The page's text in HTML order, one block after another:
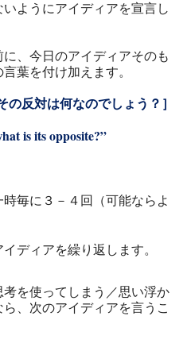
ようにアイディアを宣言し
、今日のアイディアそのも
葉を付け加えます。
の反対は何なのでしょう？］
is its opposite?”
毎に３－４回（可能ならよ
ディアを繰り返します。
を使ってしまう／思い浮か
、次のアイディアを言うこ